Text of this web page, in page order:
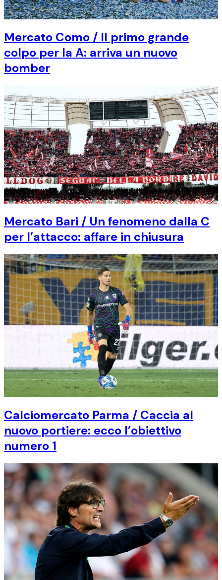
Mercato Como / Il primo grande
colpo per la A: arriva un nuovo
bomber
Mercato Bari / Un fenomeno dalla C
per l’attacco: affare in chiusura
Calciomercato Parma / Caccia al
nuovo portiere: ecco l’obiettivo
numero 1